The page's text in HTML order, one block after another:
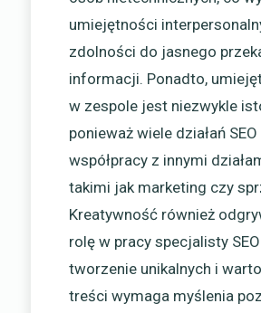
umiejętności
zdolności do jasnego
informacji. Ponadto,
w zespole jest niezwykle
ponieważ wiele działań
współpracy z innymi
takimi jak marketing czy
Kreatywność również
rolę w pracy specjalisty
tworzenie unikalnych i
treści wymaga myślenia